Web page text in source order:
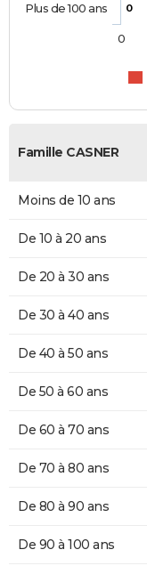
0
Plus de 100 ans
0
Famille CASNER
Moins de 10 ans
De 10 à 20 ans
De 20 à 30 ans
De 30 à 40 ans
De 40 à 50 ans
De 50 à 60 ans
De 60 à 70 ans
De 70 à 80 ans
De 80 à 90 ans
De 90 à 100 ans